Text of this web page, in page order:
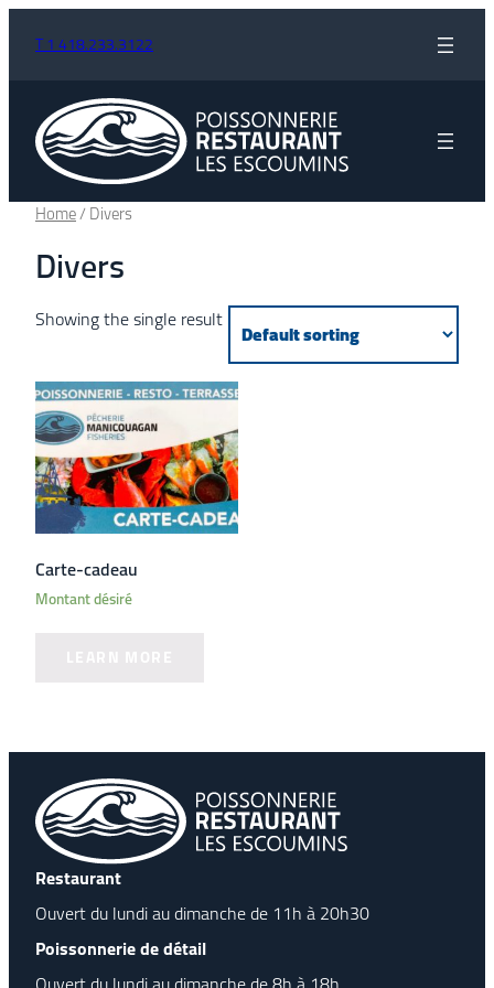
T 1 418.233.3122
Home/ Divers
Divers
Showing the single result
Carte-cadeau
Montant désiré
Restaurant
Ouvert du lundi au dimanche de 11h à 20h30
Poissonnerie de détail